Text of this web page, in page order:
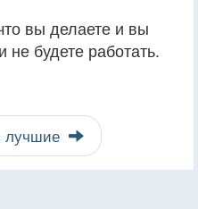
вы делаете и вы
не будете работать.
лучшие